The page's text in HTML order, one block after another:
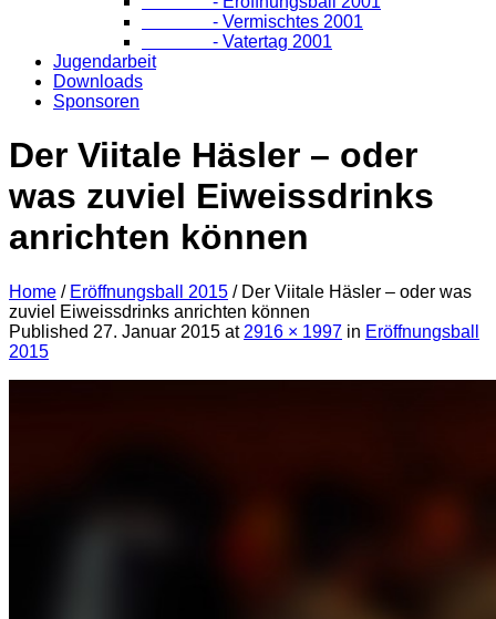
- Vermischtes 2001
- Vatertag 2001
Jugendarbeit
Downloads
Sponsoren
Der Viitale Häsler – oder
was zuviel Eiweissdrinks
anrichten können
Home / Eröffnungsball 2015 / Der Viitale Häsler – oder was
zuviel Eiweissdrinks anrichten können
Published 27. Januar 2015 at 2916 × 1997 in Eröffnungsball
2015